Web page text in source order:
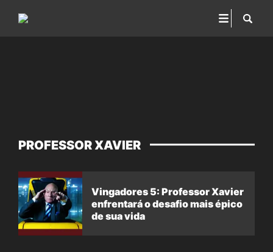
PROFESSOR XAVIER
Vingadores 5: Professor Xavier
enfrentará o desafio mais épico
de sua vida